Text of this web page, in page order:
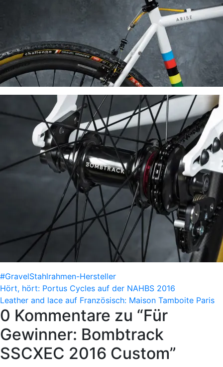
#GravelStahlrahmen-Hersteller
Beitragsnavigation
Hört, hört: Portus Cycles auf der NAHBS 2016
Leather and lace auf Französisch: Maison Tamboite Paris
0 Kommentare zu “Für
Gewinner: Bombtrack
SSCXEC 2016 Custom”